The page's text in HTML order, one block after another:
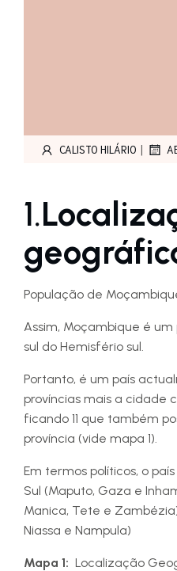
CALISTO HILÁRIO |
1.
População de
Assim, Moçambique é
sul do Hemisfério sul.
Portanto, é um país
províncias mais a cidade
ficando 11 que também
província (vide mapa 1).
Em termos políticos, o
Sul (Maputo, Gaza e
Manica, Tete e
Niassa e Nampula)
Mapa 1: Localização